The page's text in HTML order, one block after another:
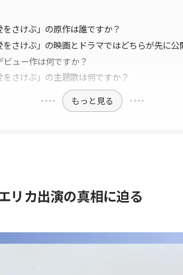
をさけぶ」の原作は誰ですか？
をさけぶ」の映画とドラマではどちらが先に公
ュー作は何ですか？
をさけぶ」の主題歌は何ですか？
もっと見る
リカ出演の真相に迫る